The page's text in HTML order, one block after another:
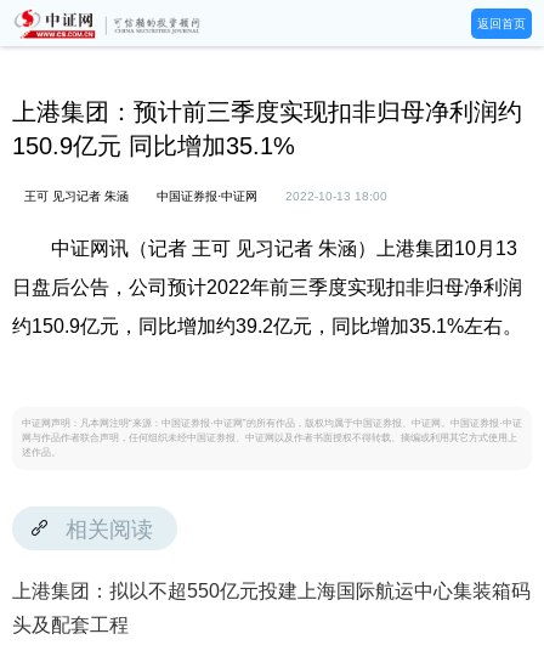
返回首页
上港集团：预计前三季度实现扣非归母净利润约
150.9亿元 同比增加35.1%
王可 见习记者 朱涵 中国证券报·中证网 2022-10-13 18:00
中证网讯（记者 王可 见习记者 朱涵）上港集团10月13
日盘后公告，公司预计2022年前三季度实现扣非归母净利润
约150.9亿元，同比增加约39.2亿元，同比增加35.1%左右。
中证网声明：凡本网注明“来源：中国证券报·中证网”的所有作品，版权均属于中国证券报、中证网。中国证券报·中证
网与作品作者联合声明，任何组织未经中国证券报、中证网以及作者书面授权不得转载、摘编或利用其它方式使用上
述作品。
相关阅读
上港集团：拟以不超550亿元投建上海国际航运中心集装箱码
头及配套工程